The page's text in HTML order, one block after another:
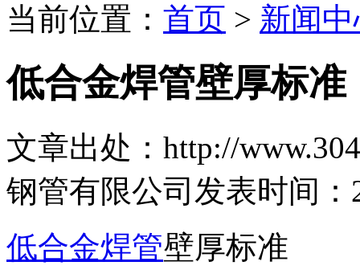
当前位置： 首页 > 新闻
低合金焊管壁厚标准
文章出处：http://
钢管有限公司 发表时间：
低合金焊管壁厚标准